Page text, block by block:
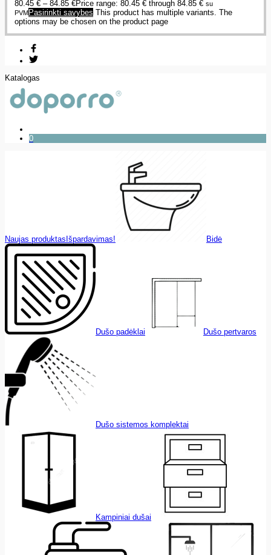
80.45 € – 84.85 €Price range: 80.45 € through 84.85 € su
PVM Pasirinkti savybes This product has multiple variants. The
options may be chosen on the product page
Katalogas
0
Naujas produktas Išpardavimas! Bidė
Dušo padėklai Dušo pertvaros
Dušo sistemos komplektai
Kampiniai dušai